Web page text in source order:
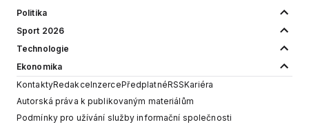
Politika
Sport 2026
Technologie
Ekonomika
KontaktyRedakceInzercePředplatnéRSSKariéra
Autorská práva k publikovaným materiálům
Podmínky pro užívání služby informační společnosti